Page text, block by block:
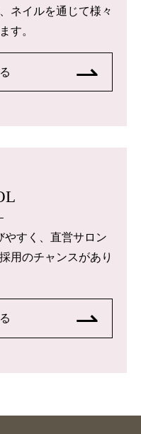
ネイルを通じて様々
す。
やすく、直営サロン
用のチャンスがあり